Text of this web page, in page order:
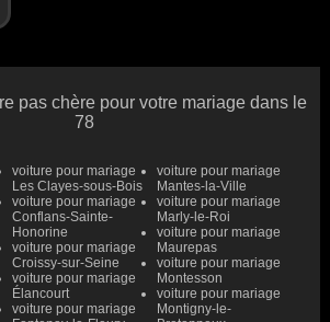
pas chère pour votre mariage dans le
78
voiture pour mariage
Les Clayes-sous-Bois
voiture pour mariage
Conflans-Sainte-
Honorine
voiture pour mariage
Croissy-sur-Seine
voiture pour mariage
Élancourt
voiture pour mariage
voiture pour mariage
Mantes-la-Ville
voiture pour mariage
Marly-le-Roi
voiture pour mariage
Maurepas
voiture pour mariage
Montesson
voiture pour mariage
Montigny-le-